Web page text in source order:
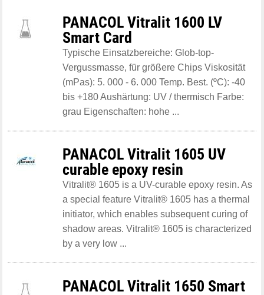
PANACOL Vitralit 1600 LV
Smart Card
Typische Einsatzbereiche: Glob-top-
Vergussmasse, für größere Chips Viskosität
(mPas): 5. 000 - 6. 000 Temp. Best. (ºC): -40
bis +180 Aushärtung: UV / thermisch Farbe:
grau Eigenschaften: hohe ...
PANACOL Vitralit 1605 UV
curable epoxy resin
Vitralit® 1605 is a UV-curable epoxy resin. As
a special feature Vitralit® 1605 has a thermal
initiator, which enables subsequent curing of
shadow areas. Vitralit® 1605 is characterized
by a very low ...
PANACOL Vitralit 1650 Smart